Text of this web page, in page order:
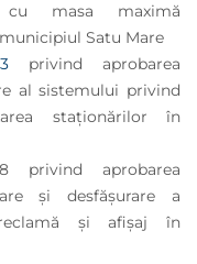
cu masa maximă
Satu Mare
privind aprobarea
al sistemului privind
staţionărilor în
privind aprobarea
şi desfăşurare a
şi afişaj în